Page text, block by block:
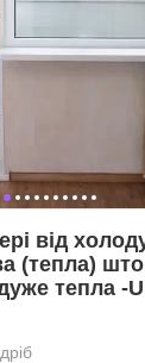
від
(тепла)
тепла -